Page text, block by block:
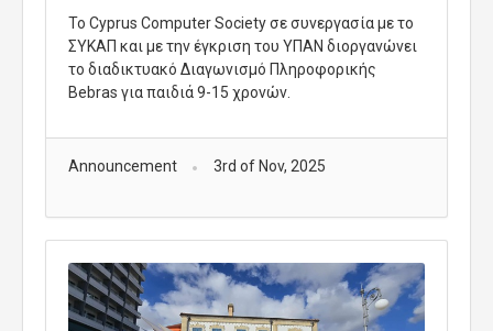
Το Cyprus Computer Society σε συνεργασία με το
ΣΥΚΑΠ και με την έγκριση του ΥΠΑΝ διοργανώνει
το διαδικτυακό Διαγωνισμό Πληροφορικής
Bebras για παιδιά 9-15 χρονών.
Announcement 3rd of Nov, 2025